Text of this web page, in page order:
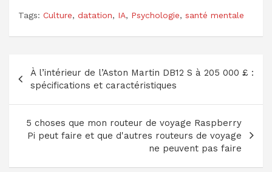
Tags: Culture, datation, IA, Psychologie, santé mentale
Navigation
de
l’article
À l’intérieur de l’Aston Martin DB12 S à 205 000 £ :
spécifications et caractéristiques
5 choses que mon routeur de voyage Raspberry
Pi peut faire et que d'autres routeurs de voyage
ne peuvent pas faire